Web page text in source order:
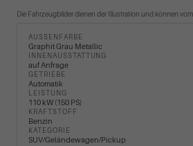
Die Fahrzeugbilder dienen der Illustration und können
AUSSENFARBE
Graphit Grau Metallic
INNENAUSSTATTUNG
auf Anfrage
GETRIEBE
Automatik
LEISTUNG
110 kW (150 PS)
KRAFTSTOFF
Benzin
KATEGORIE
SUV/Geländewagen/Pickup